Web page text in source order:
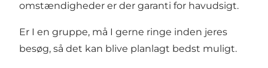
omstændigheder er der garanti for havudsigt.
Er I en gruppe, må I gerne ringe inden jeres
besøg, så det kan blive planlagt bedst muligt.